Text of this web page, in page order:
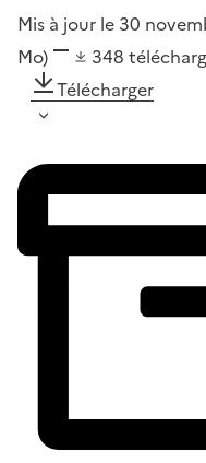
Mis à jour le 30
Mo)
348
Télécharger